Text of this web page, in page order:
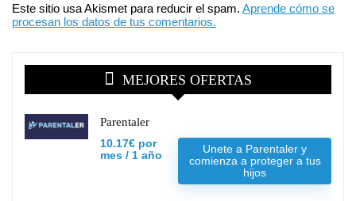
Este sitio usa Akismet para reducir el spam. Aprende cómo se
procesan los datos de tus comentarios.
MEJORES OFERTAS
Parentaler
10.17€ por
mes / 1 año
Unete a Parentaler y
comienza a proteger a tus
hijos